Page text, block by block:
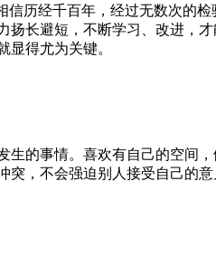
信历经千百年，经过无数次的
扬长避短，不断学习、改进，
得尤为关键。
生的事情。喜欢有自己的空间
，不会强迫别人接受自己的意